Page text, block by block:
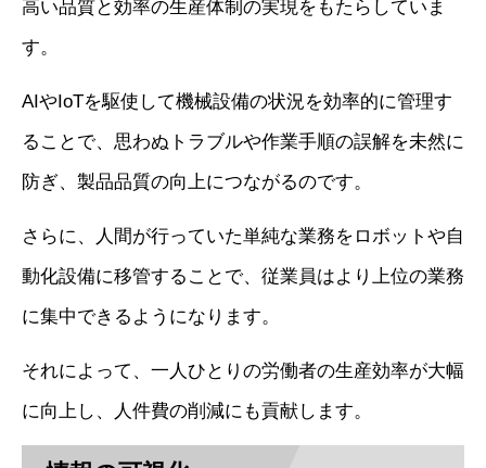
高い品質と効率の生産体制の実現をもたらしていま
す。
AIやIoTを駆使して機械設備の状況を効率的に管理す
ることで、思わぬトラブルや作業手順の誤解を未然に
防ぎ、製品品質の向上につながるのです。
さらに、人間が行っていた単純な業務をロボットや自
動化設備に移管することで、従業員はより上位の業務
に集中できるようになります。
それによって、一人ひとりの労働者の生産効率が大幅
に向上し、人件費の削減にも貢献します。